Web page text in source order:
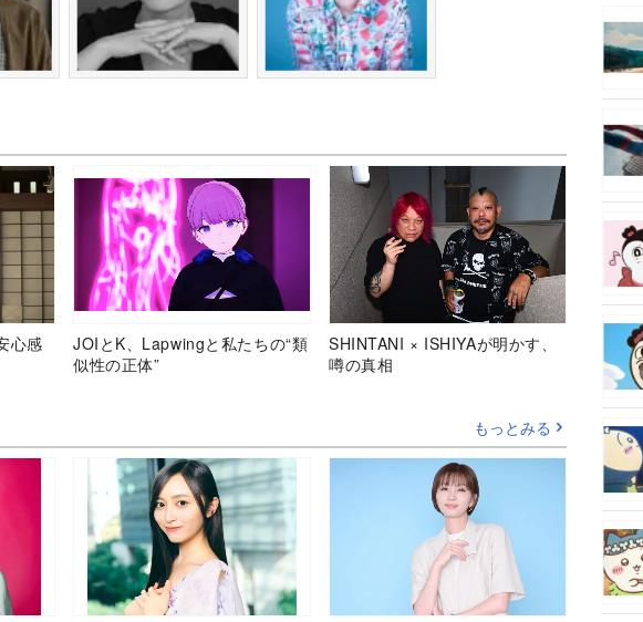
心感
JOIとK、Lapwingと私たちの“類
似性の正体”
SHINTANI × ISHIYAが明かす、
噂の真相
もっとみる